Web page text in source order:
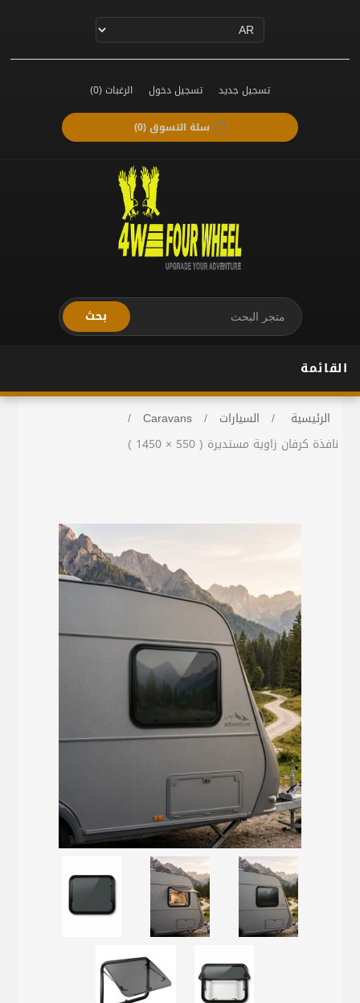
تسجيل جديد تسجيل دخول الرغبات(0)
سلة التسوق(0)
بحث
القائمة
الرئيسية / السيارات /
Caravans
/
نافذة كرفان زاوية مستديرة ( 550 × 1450 )